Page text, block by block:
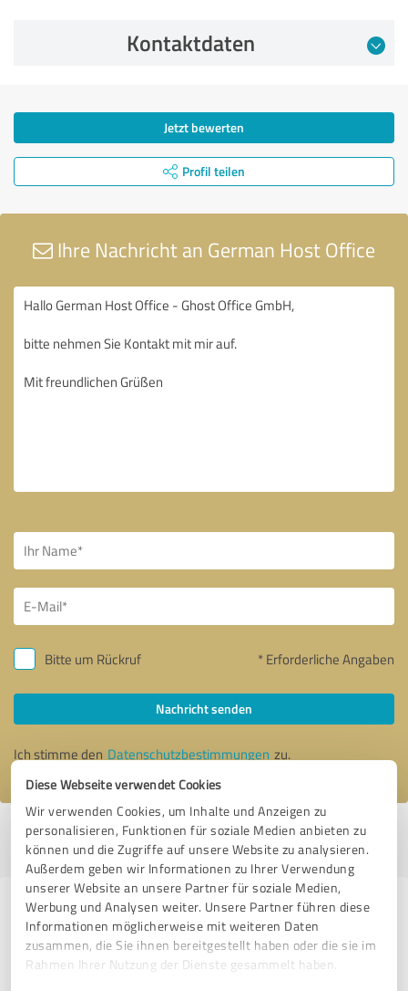
Diese Webseite verwendet Cookies
Wir verwenden Cookies, um Inhalte und Anzeigen zu
personalisieren, Funktionen für soziale Medien anbieten zu
können und die Zugriffe auf unsere Website zu analysieren.
Außerdem geben wir Informationen zu Ihrer Verwendung
unserer Website an unsere Partner für soziale Medien,
Werbung und Analysen weiter. Unsere Partner führen diese
Informationen möglicherweise mit weiteren Daten
zusammen, die Sie ihnen bereitgestellt haben oder die sie im
Rahmen Ihrer Nutzung der Dienste gesammelt haben.
Kontaktdaten
Jetzt bewerten
Profil teilen
Ihre Nachricht an German Host Office
Bitte um Rückruf * Erforderliche Angaben
Nachricht senden
Ich stimme den Datenschutzbestimmungen zu.
Profil aktiv seit 09.08.2023 |Letzte Aktualisierung: 17.11.2025|Profil
melden
Erfahrungen zu weiteren
Anbietern aus dem Bereich
Unternehmensberatung